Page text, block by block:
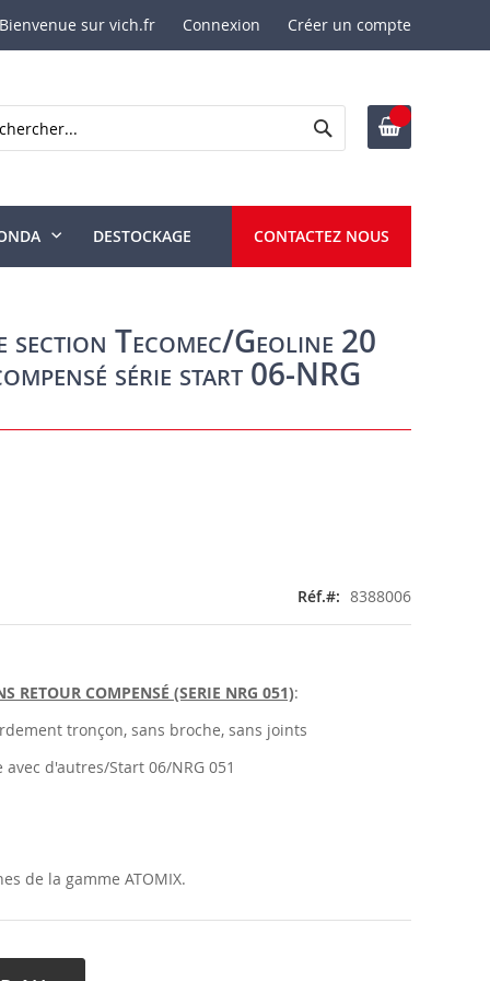
Bienvenue sur vich.fr Connexion Créer un compte
Rechercher
DESTOCKAGE CONTACTEZ NOUS
section Tecomec/Geoline 20
série start 06-NRG
Réf. 8388006
RETOUR COMPENSÉ (SERIE NRG 051):
tronçon, sans broche, sans joints
d'autres/Start 06/NRG 051
de la gamme ATOMIX.